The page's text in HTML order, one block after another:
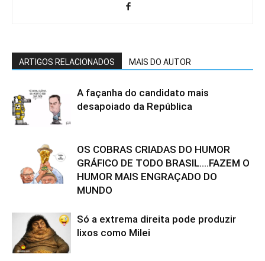
ARTIGOS RELACIONADOS MAIS DO AUTOR
A façanha do candidato mais
desapoiado da República
OS COBRAS CRIADAS DO HUMOR
GRÁFICO DE TODO BRASIL….FAZEM O
HUMOR MAIS ENGRAÇADO DO
MUNDO
Só a extrema direita pode produzir
lixos como Milei